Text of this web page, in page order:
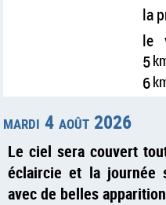
la
le
5
6
mardi 4 août 2026
Le ciel sera couvert
éclaircie et la journée
avec de belles